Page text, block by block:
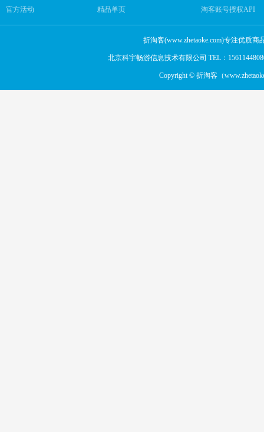
官方活动 精品单页 淘客账号授权API
折淘客(www.zhetaoke.com)专注优质
北京科宇畅游信息技术有限公司 TEL：
Copyright © 折淘客（